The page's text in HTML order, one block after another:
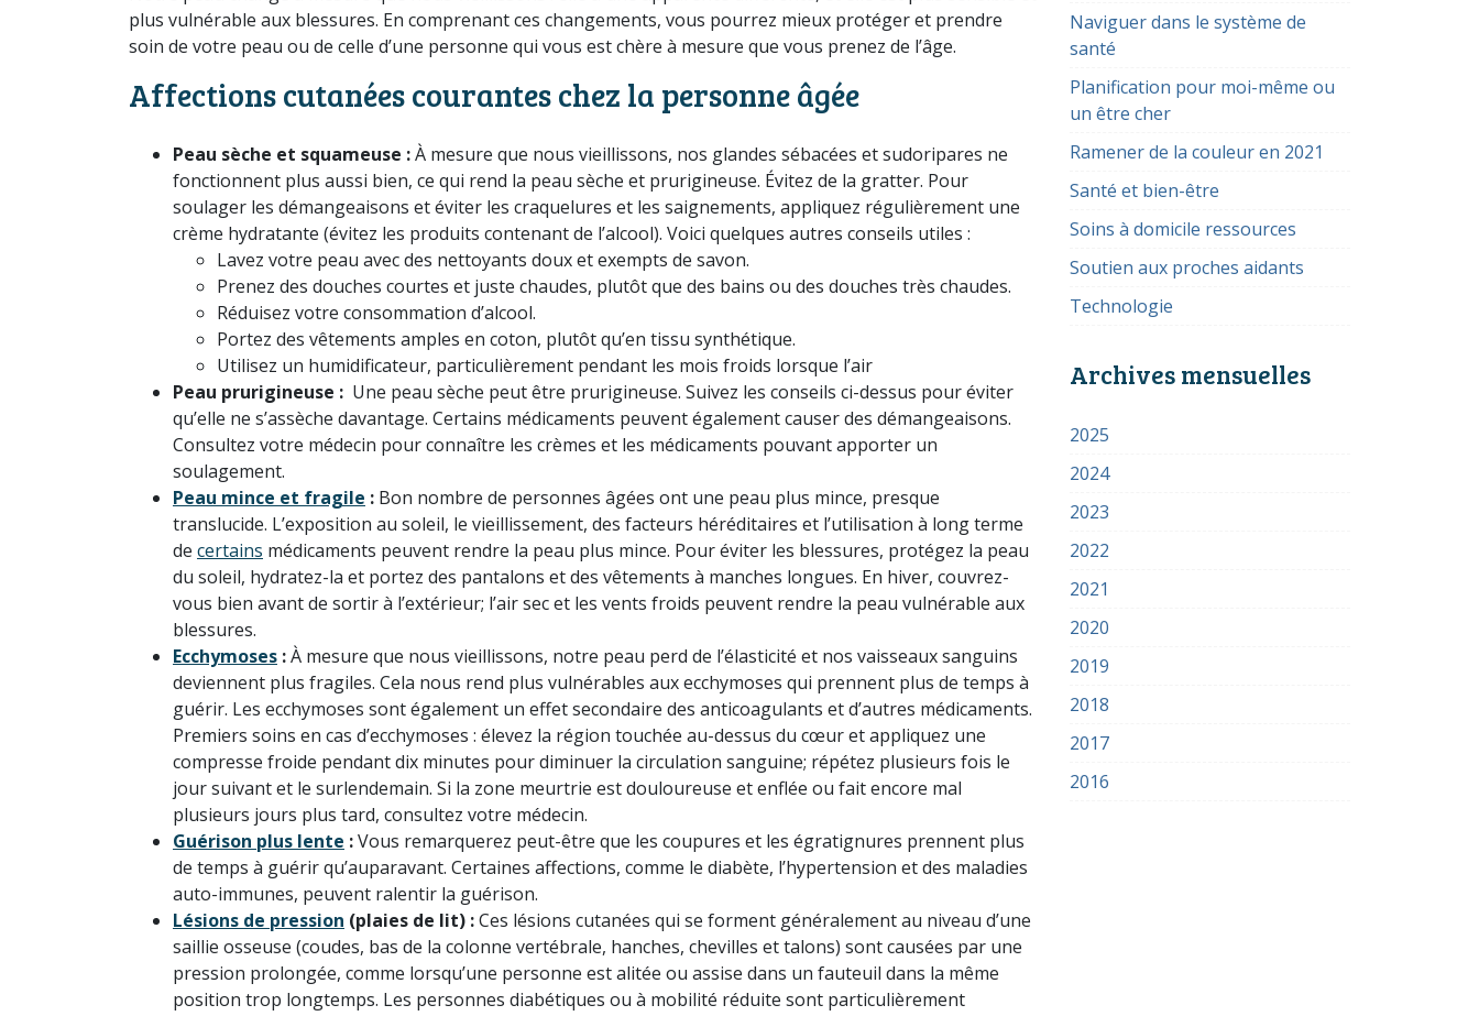
plus vulnérable aux blessures. En comprenant ces changements, vous pourrez mieux protéger et prendre
soin de votre peau ou de celle d’une personne qui vous est chère à mesure que vous prenez de l’âge.
Affections cutanées courantes chez la personne âgée
Peau sèche et squameuse :À mesure que nous vieillissons, nos glandes sébacées et sudoripares ne
fonctionnent plus aussi bien, ce qui rend la peau sèche et prurigineuse. Évitez de la gratter. Pour
soulager les démangeaisons et éviter les craquelures et les saignements, appliquez régulièrement une
crème hydratante (évitez les produits contenant de l’alcool). Voici quelques autres conseils utiles :
Lavez votre peau avec des nettoyants doux et exempts de savon.
Prenez des douches courtes et juste chaudes, plutôt que des bains ou des douches très chaudes.
Réduisez votre consommation d’alcool.
Portez des vêtements amples en coton, plutôt qu’en tissu synthétique.
Utilisez un humidificateur, particulièrement pendant les mois froids lorsque l’air
Peau prurigineuse : Une peau sèche peut être prurigineuse. Suivez les conseils ci-dessus pour éviter
qu’elle ne s’assèche davantage. Certains médicaments peuvent également causer des démangeaisons.
Consultez votre médecin pour connaître les crèmes et les médicaments pouvant apporter un
soulagement.
Peau mince et fragile : Bon nombre de personnes âgées ont une peau plus mince, presque
translucide. L’exposition au soleil, le vieillissement, des facteurs héréditaires et l’utilisation à long terme
de certains médicaments peuvent rendre la peau plus mince. Pour éviter les blessures, protégez la peau
du soleil, hydratez-la et portez des pantalons et des vêtements à manches longues. En hiver, couvrez-
vous bien avant de sortir à l’extérieur; l’air sec et les vents froids peuvent rendre la peau vulnérable aux
blessures.
Ecchymoses :À mesure que nous vieillissons, notre peau perd de l’élasticité et nos vaisseaux sanguins
deviennent plus fragiles. Cela nous rend plus vulnérables aux ecchymoses qui prennent plus de temps à
guérir. Les ecchymoses sont également un effet secondaire des anticoagulants et d’autres médicaments.
Premiers soins en cas d’ecchymoses : élevez la région touchée au-dessus du cœur et appliquez une
compresse froide pendant dix minutes pour diminuer la circulation sanguine; répétez plusieurs fois le
jour suivant et le surlendemain. Si la zone meurtrie est douloureuse et enflée ou fait encore mal
plusieurs jours plus tard, consultez votre médecin.
Guérison plus lente :Vous remarquerez peut-être que les coupures et les égratignures prennent plus
de temps à guérir qu’auparavant. Certaines affections, comme le diabète, l’hypertension et des maladies
auto-immunes, peuvent ralentir la guérison.
Lésions de pression (plaies de lit) :Ces lésions cutanées qui se forment généralement au niveau d’une
saillie osseuse (coudes, bas de la colonne vertébrale, hanches, chevilles et talons) sont causées par une
pression prolongée, comme lorsqu’une personne est alitée ou assise dans un fauteuil dans la même
position trop longtemps. Les personnes diabétiques ou à mobilité réduite sont particulièrement
Naviguer dans le système de
santé
Planification pour moi-même ou
un être cher
Ramener de la couleur en 2021
Santé et bien-être
Soins à domicile ressources
Soutien aux proches aidants
Technologie
Archives mensuelles
2025
2024
2023
2022
2021
2020
2019
2018
2017
2016